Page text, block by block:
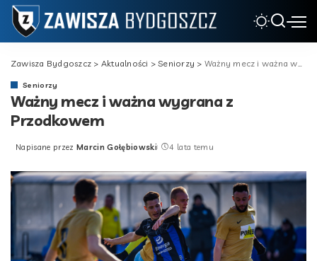
Zawisza Bydgoszcz > Aktualności >Seniorzy > Ważny mecz i ważna wygrana z Przodkowem
Seniorzy
Ważny mecz i ważna wygrana z
Przodkowem
Posted
Napisane przez Marcin Gołębiowski 4 lata temu